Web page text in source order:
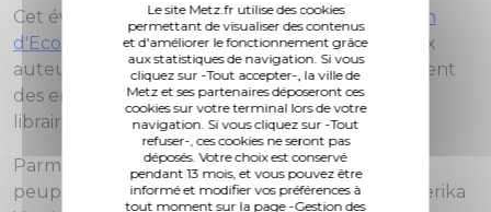
Le site Metz.fr utilise des cookies
permettant de visualiser des contenus
et d'améliorer le fonctionnement grâce
aux statistiques de navigation. Si vous
cliquez sur -Tout accepter-, la ville de
Metz et ses partenaires déposeront ces
cookies sur votre terminal lors de votre
navigation. Si vous cliquez sur -Tout
refuser-, ces cookies ne seront pas
déposés. Votre choix est conservé
pendant 13 mois, et vous pouvez être
informé et modifier vos préférences à
tout moment sur la page -Gestion des
Cet événement organisé par l’Institut Européen
d'Ecologie
soutient et apporte de la visibilité aux
auteurs afin de faire rayonner les livres qui traitent
des enjeux environnementaux, mais aussi les
librairies locales.
Parmi les 5 livres en compétition, « Ce que les
peuples racines ont à nous dire » écrit par Frederika